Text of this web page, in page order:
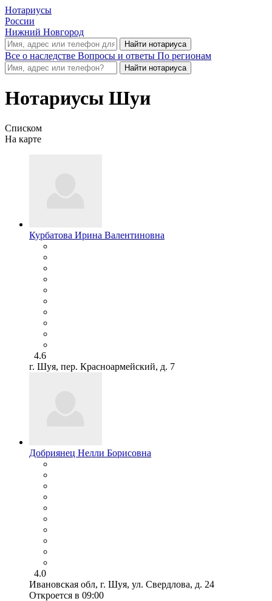
Нотариусы
России
Нижний Новгород
Все о наследстве Вопросы и ответы По регионам
Нотариусы Шуи
Списком
На карте
Курбатова Ирина Валентиновна
4.6
г. Шуя, пер. Красноармейский, д. 7
Добриянец Нелли Борисовна
4.0
Ивановская обл, г. Шуя, ул. Свердлова, д. 24
Откроется в 09:00